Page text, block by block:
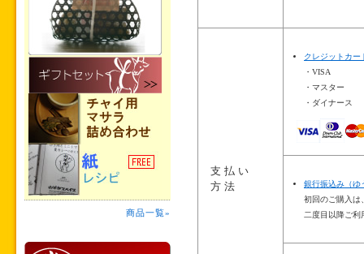
支払い
方法
クレジットカー
・VISA
・マスター
・ダイナース
銀行振込み（ゆ
初回のご購入は
二度目以降ご利
商品一覧»